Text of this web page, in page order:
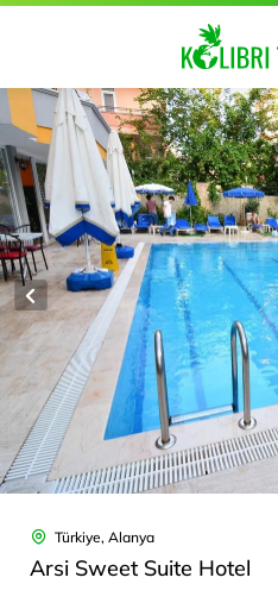
Türkiye, Alanya
Arsi Sweet Suite Hotel